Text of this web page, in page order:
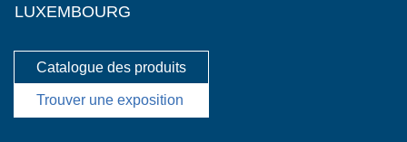
LUXEMBOURG
Catalogue des produits
Trouver une exposition